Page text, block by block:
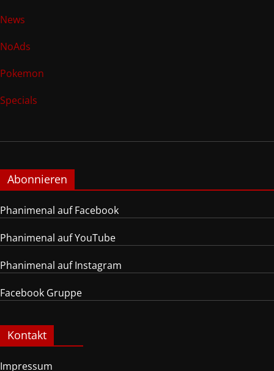
News
NoAds
Pokemon
Specials
Abonnieren
Phanimenal auf Facebook
Phanimenal auf YouTube
Phanimenal auf Instagram
Facebook Gruppe
Kontakt
Impressum